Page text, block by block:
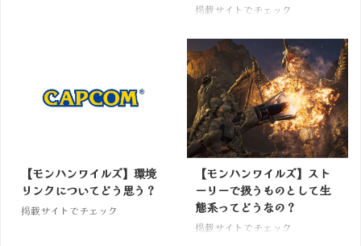
掲載サイトでチェック
【モンハンワイルズ】環境
リンクについてどう思う？
掲載サイトでチェック
【モンハンワイルズ】スト
ーリーで扱うものとして生
態系ってどうなの？
掲載サイトでチェック